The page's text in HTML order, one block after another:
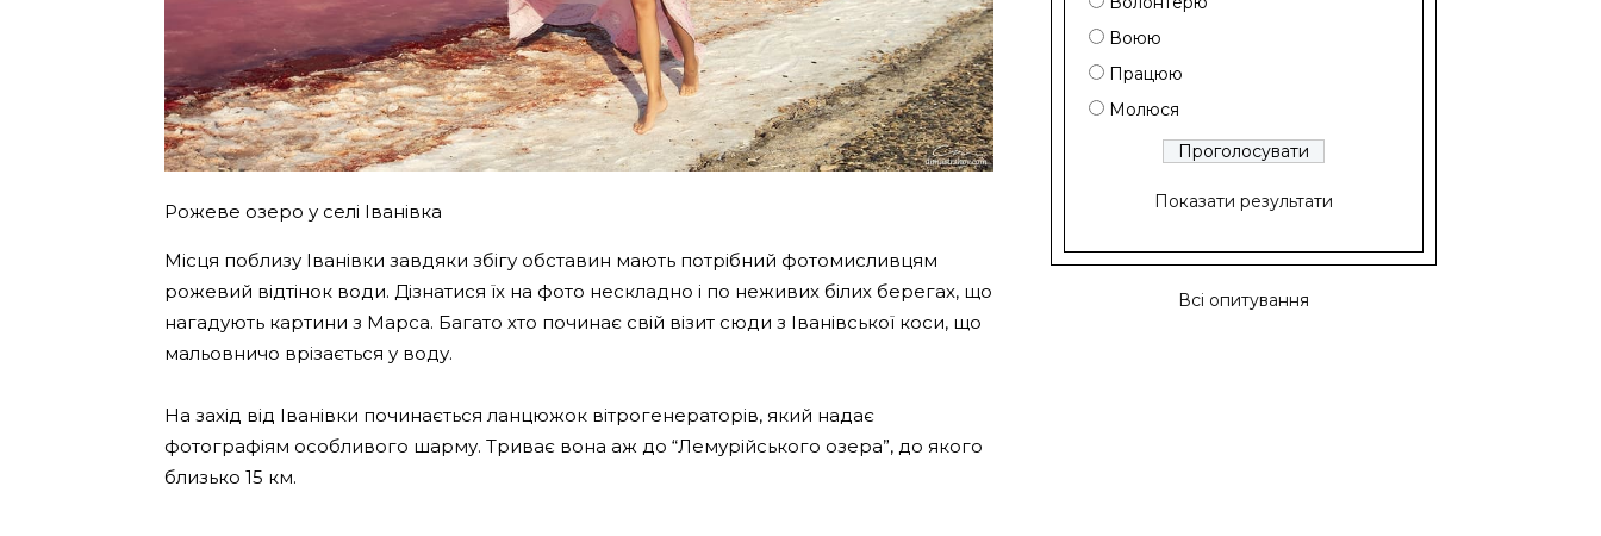
Рожеве озеро у селі Іванівка
Місця поблизу Іванівки завдяки збігу обставин мають потрібний фотомисливцям
рожевий відтінок води. Дізнатися їх на фото нескладно і по неживих білих берегах, що
нагадують картини з Марса. Багато хто починає свій візит сюди з Іванівської коси, що
мальовничо врізається у воду.
На захід від Іванівки починається ланцюжок вітрогенераторів, який надає
фотографіям особливого шарму. Триває вона аж до “Лемурійського озера”, до якого
близько 15 км.
Воюю
Працюю
Молюся
Показати результати
Всі опитування